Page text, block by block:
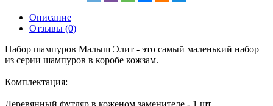
Описание
Отзывы (0)
Набор шампуров Малыш Элит - это самый маленький набор
из серии шампуров в коробе кожзам.
Комплектация:
Деревянный футляр в коженом заменителе - 1 шт.